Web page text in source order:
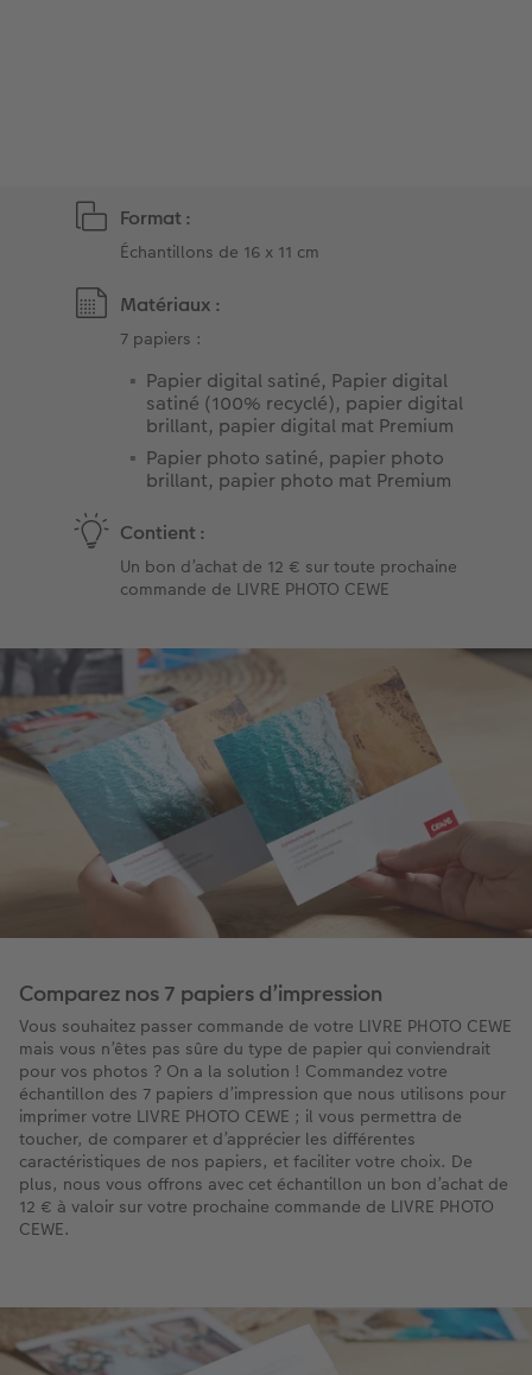
Conseils pour vos livres photos
Format :
Échantillons de 16 x 11 cm
Matériaux :
7 papiers :
Papier digital satiné, Papier digital
satiné (100% recyclé), papier digital
brillant, papier digital mat Premium
Papier photo satiné, papier photo
brillant, papier photo mat Premium
Contient :
Un bon d’achat de 12 € sur toute prochaine
commande de LIVRE PHOTO CEWE
Comparez nos 7 papiers d’impression
Vous souhaitez passer commande de votre LIVRE PHOTO CEWE
mais vous n’êtes pas sûre du type de papier qui conviendrait
pour vos photos ? On a la solution ! Commandez votre
échantillon des 7 papiers d’impression que nous utilisons pour
imprimer votre LIVRE PHOTO CEWE ; il vous permettra de
toucher, de comparer et d’apprécier les différentes
caractéristiques de nos papiers, et faciliter votre choix. De
plus, nous vous offrons avec cet échantillon un bon d’achat de
12 € à valoir sur votre prochaine commande de LIVRE PHOTO
CEWE.